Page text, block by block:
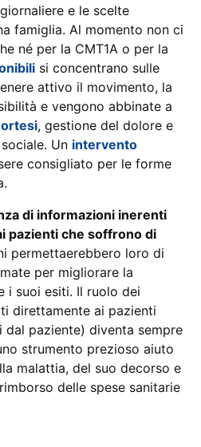
e le scelte
famiglia. Al momento non ci
né per la CMT1A o per la
si concentrano sulle
attivo il movimento, la
e vengono abbinate a
ortesi, gestione del dolore e
Un intervento
consigliato per le forme
di informazioni inerenti
pazienti che soffrono di
permettaerebbero loro di
per migliorare la
i suoi esiti. Il ruolo dei
direttamente ai pazienti
dal paziente) diventa sempre
strumento prezioso aiuto
malattia, del suo decorso e
delle spese sanitarie